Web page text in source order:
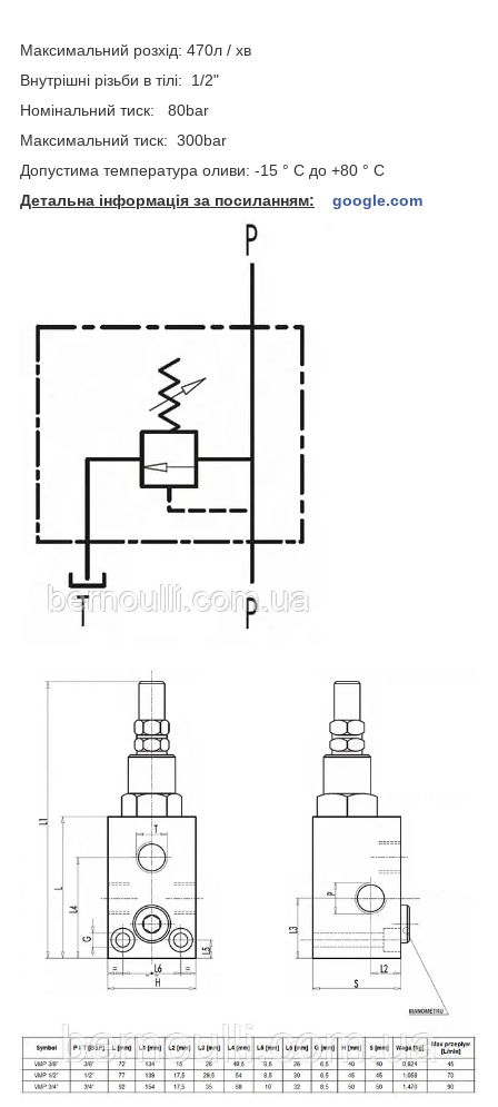
Максимальний розхід: 470л / хв
Внутрішні різьби в тілі: 1/2"
Номінальний тиск: 80bar
Максимальний тиск: 300bar
Допустима температура оливи: -15 ° C до +80 ° C
Детальна інформація за посиланням:
google.com